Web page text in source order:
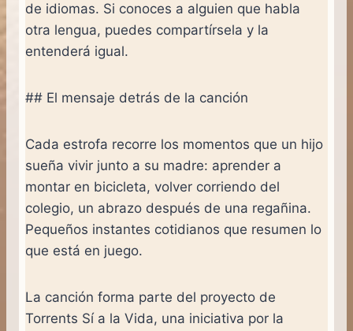
de idiomas. Si conoces a alguien que habla
otra lengua, puedes compartírsela y la
entenderá igual.
## El mensaje detrás de la canción
Cada estrofa recorre los momentos que un hijo
sueña vivir junto a su madre: aprender a
montar en bicicleta, volver corriendo del
colegio, un abrazo después de una regañina.
Pequeños instantes cotidianos que resumen lo
que está en juego.
La canción forma parte del proyecto de
Torrents Sí a la Vida, una iniciativa por la